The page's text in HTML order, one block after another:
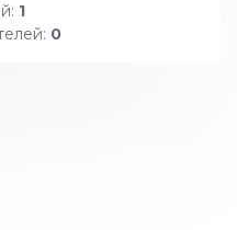
1
0